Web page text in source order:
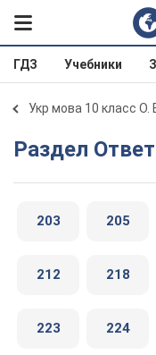
ГДЗ Учебники
Укр мова 10 класс О.
Раздел
203 205
212 218
223 224